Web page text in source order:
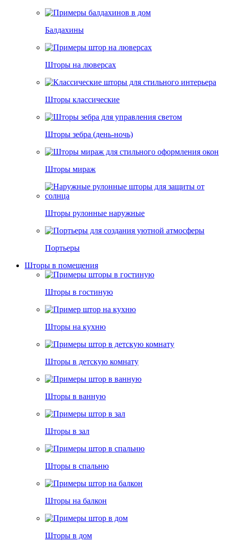
Балдахины
Шторы на люверсах
Шторы классические
Шторы зебра (день-ночь)
Шторы мираж
Шторы рулонные наружные
Портьеры
Шторы в помещения
Шторы в гостиную
Шторы на кухню
Шторы в детскую комнату
Шторы в ванную
Шторы в зал
Шторы в спальню
Шторы на балкон
Шторы в дом